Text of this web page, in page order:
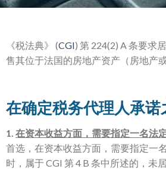
《税法典》 (CGI) 第 224(2) A 条要求
售其位于法国的房地产资产（房地产
在确定税务代理人承诺
1. 在资本收益方面，需要指定一名法
首选，在资本收益方面，需要指定一
时，属于 CGI 第 4 B 条中所述的，未